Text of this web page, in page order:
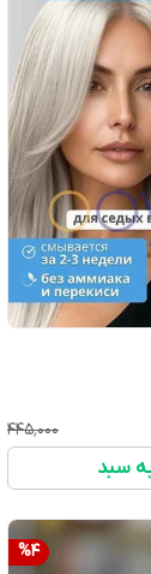
۴۴۵٬۰۰۰
سبد
%4